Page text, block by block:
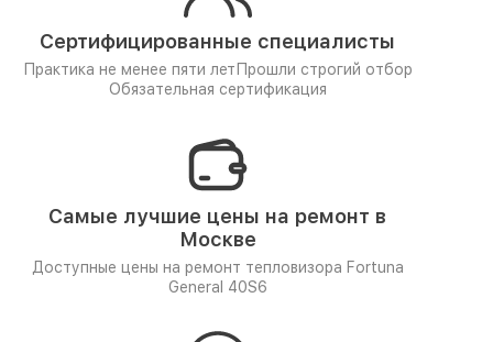
Сертифицированные специалисты
Практика не менее пяти лет Прошли строгий отбор
Обязательная сертификация
Самые лучшие цены на ремонт в
Москве
Доступные цены на ремонт тепловизора Fortuna
General 40S6